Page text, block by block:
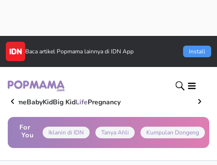
Baca artikel Popmama lainnya di IDN App Install
HomeBabyKidBig KidLifePregnancy
For
You
Iklanin di IDN Tanya Ahli Kumpulan Dongeng